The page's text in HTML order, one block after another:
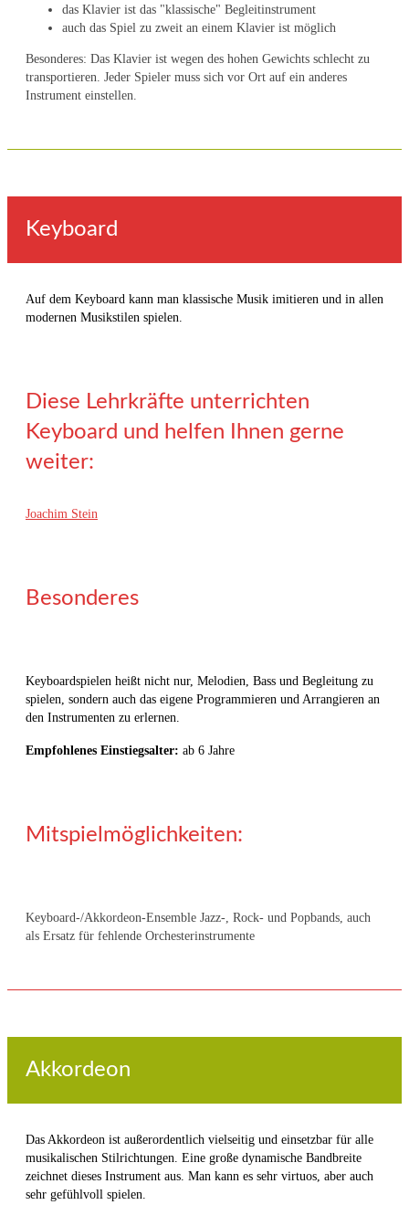
das Klavier ist das "klassische" Begleitinstrument
auch das Spiel zu zweit an einem Klavier ist möglich
Besonderes: Das Klavier ist wegen des hohen Gewichts schlecht zu
transportieren. Jeder Spieler muss sich vor Ort auf ein anderes
Instrument einstellen.
Keyboard
Auf dem Keyboard kann man klassische Musik imitieren und in allen
modernen Musikstilen spielen.
Diese Lehrkräfte unterrichten
Keyboard und helfen Ihnen gerne
weiter:
Joachim Stein
Besonderes
Keyboardspielen heißt nicht nur, Melodien, Bass und Begleitung zu
spielen, sondern auch das eigene Programmieren und Arrangieren an
den Instrumenten zu erlernen.
Empfohlenes Einstiegsalter: ab 6 Jahre
Mitspielmöglichkeiten:
Keyboard-/Akkordeon-Ensemble Jazz-, Rock- und Popbands, auch
als Ersatz für fehlende Orchesterinstrumente
Akkordeon
Das Akkordeon ist außerordentlich vielseitig und einsetzbar für alle
musikalischen Stilrichtungen. Eine große dynamische Bandbreite
zeichnet dieses Instrument aus. Man kann es sehr virtuos, aber auch
sehr gefühlvoll spielen.